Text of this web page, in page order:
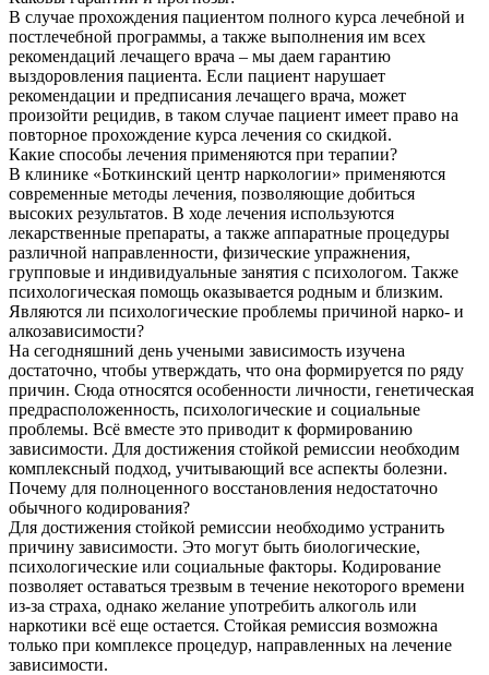
В случае прохождения пациентом полного курса лечебной и
постлечебной программы, а также выполнения им всех
рекомендаций лечащего врача – мы даем гарантию
выздоровления пациента. Если пациент нарушает
рекомендации и предписания лечащего врача, может
произойти рецидив, в таком случае пациент имеет право на
повторное прохождение курса лечения со скидкой.
Какие способы лечения применяются при терапии?
В клинике «Боткинский центр наркологии» применяются
современные методы лечения, позволяющие добиться
высоких результатов. В ходе лечения используются
лекарственные препараты, а также аппаратные процедуры
различной направленности, физические упражнения,
групповые и индивидуальные занятия с психологом. Также
психологическая помощь оказывается родным и близким.
Являются ли психологические проблемы причиной нарко- и
алкозависимости?
На сегодняшний день учеными зависимость изучена
достаточно, чтобы утверждать, что она формируется по ряду
причин. Сюда относятся особенности личности, генетическая
предрасположенность, психологические и социальные
проблемы. Всё вместе это приводит к формированию
зависимости. Для достижения стойкой ремиссии необходим
комплексный подход, учитывающий все аспекты болезни.
Почему для полноценного восстановления недостаточно
обычного кодирования?
Для достижения стойкой ремиссии необходимо устранить
причину зависимости. Это могут быть биологические,
психологические или социальные факторы. Кодирование
позволяет оставаться трезвым в течение некоторого времени
из-за страха, однако желание употребить алкоголь или
наркотики всё еще остается. Стойкая ремиссия возможна
только при комплексе процедур, направленных на лечение
зависимости.